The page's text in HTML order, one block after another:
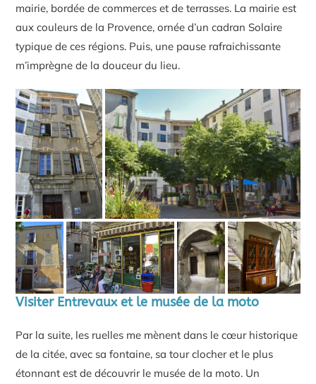
mairie, bordée de commerces et de terrasses. La mairie est
aux couleurs de la Provence, ornée d’un cadran Solaire
typique de ces régions. Puis, une pause rafraichissante
m’imprègne de la douceur du lieu.
Visiter Entrevaux et le musée de la moto
Par la suite, les ruelles me mènent dans le cœur historique
de la citée, avec sa fontaine, sa tour clocher et le plus
étonnant est de découvrir le musée de la moto. Un